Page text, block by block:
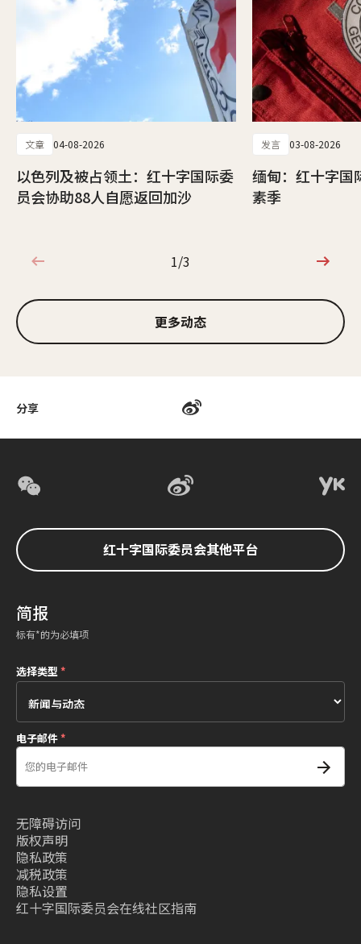
分享
文章 04-08-2026
以色列及被占领土：红十字国际委
员会协助88人自愿返回加沙
发言 03-08-2026
缅甸：红十字国
素季
1/3
1/3
更多动态
红十字国际委员会其他平台
简报
标有*的为必填项
选择类型*
电子邮件*
无障碍访问
版权声明
隐私政策
减税政策
隐私设置
红十字国际委员会在线社区指南